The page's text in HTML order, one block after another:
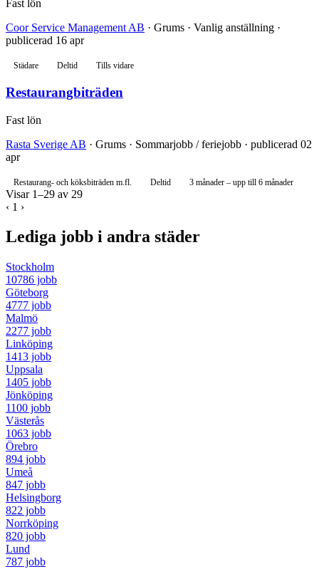
Fast lön
Coor Service Management AB · Grums · Vanlig anställning ·
publicerad 16 apr
Städare Deltid Tills vidare
Restaurangbiträden
Fast lön
Rasta Sverige AB · Grums · Sommarjobb / feriejobb · publicerad 02
apr
Restaurang- och köksbiträden m.fl. Deltid 3 månader – upp till 6 månader
Visar 1–29 av 29
‹ 1 ›
Lediga jobb i andra städer
Stockholm
10786 jobb
Göteborg
4777 jobb
Malmö
2277 jobb
Linköping
1413 jobb
Uppsala
1405 jobb
Jönköping
1100 jobb
Västerås
1063 jobb
Örebro
894 jobb
Umeå
847 jobb
Helsingborg
822 jobb
Norrköping
820 jobb
Lund
787 jobb